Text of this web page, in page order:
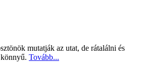
mutatják az utat, de rátalálni és
Tovább...